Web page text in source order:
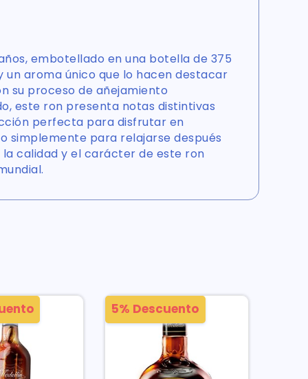
embotellado en una botella de 375
un aroma único que lo hacen destacar
su proceso de añejamiento
este ron presenta notas distintivas
perfecta para disfrutar en
simplemente para relajarse después
calidad y el carácter de este ron
5% Descuento